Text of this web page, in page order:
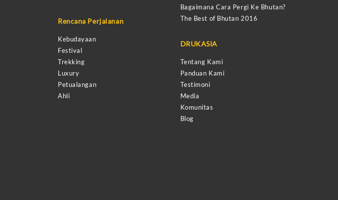
Rencana Perjalanan
Kebudayaan
Festival
Trekking
Luxury
Petualangan
Ahli
Bagaimana Cara Pergi Ke Bhutan?
The Best of Bhutan 2016
DRUKASIA
Tentang Kami
Panduan Kami
Testimoni
Media
Komunitas
Blog